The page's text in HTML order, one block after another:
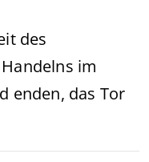
des
im
enden, das Tor